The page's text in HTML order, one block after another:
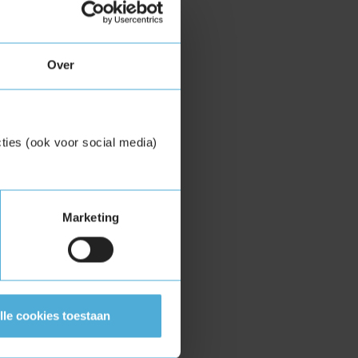
Over
(ook voor social media)
Marketing
cookies toestaan